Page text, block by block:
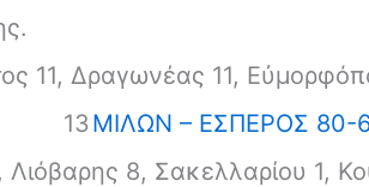
11, Δραγωνέας 11,
13ΜΙΛΩΝ – ΕΣΠΕΡΟΣ 80-
8, Σακελλαρίου 1,